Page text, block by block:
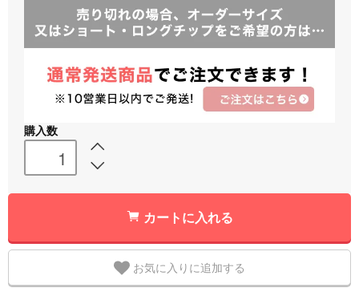
購入数
カートに入れる
お気に入りに追加する